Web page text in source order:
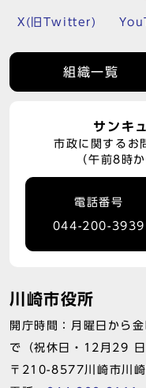
X(旧Twitter)
組織一覧
サンキ
市政に関するお
（午前8時
電話番号
044-200-3939
川崎市役所
開庁時間：月曜日から
で（祝休日・12月29
〒210-8577川崎市川